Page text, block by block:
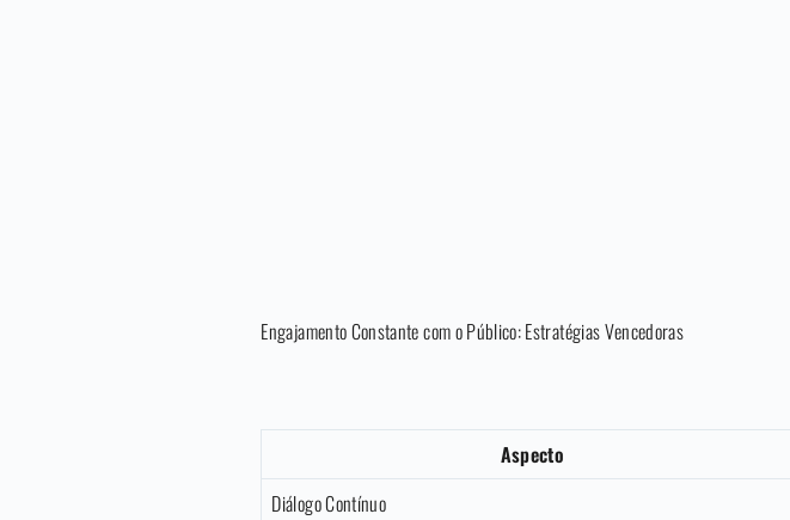
Engajamento Constante com o Público: Estratégias Vencedoras
Aspecto
Diálogo Contínuo